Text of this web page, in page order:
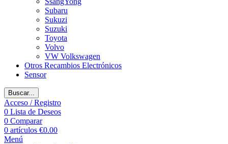
Subaru
Sukuzi
Suzuki
Toyota
Volvo
VW Volkswagen
Otros Recambios Electrónicos
Sensor
Buscar...
Acceso / Registro
0 Lista de Deseos
0 Comparar
0 artículos €0.00
Menú